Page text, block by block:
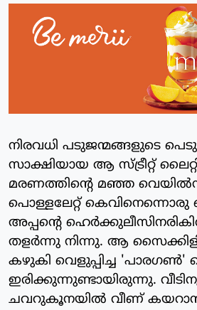
നിരവധി പടുജന്മങ്ങളുടെ
സാക്ഷിയായ ആ സ്ട്രീറ്റ്
മരണത്തിന്റെ മഞ്ഞ
പൊള്ളലേറ്റ് കെവിനെന്നൊരു
അപ്പന്റെ
തളര്‍ന്നു നിന്നു. ആ
കഴുകി വെളുപ്പിച്ച 'പാരഗണ്‍'
ഇരിക്കുന്നുണ്ടായിരുന്നു.
ചവറുകൂനയില്‍ വീണ് കയറാന്‍